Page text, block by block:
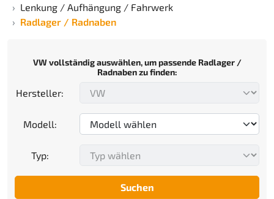
Lenkung / Aufhängung / Fahrwerk
Radlager / Radnaben
VW vollständig auswählen, um passende Radlager /
Radnaben zu finden:
Hersteller:
Modell:
Typ:
Suchen